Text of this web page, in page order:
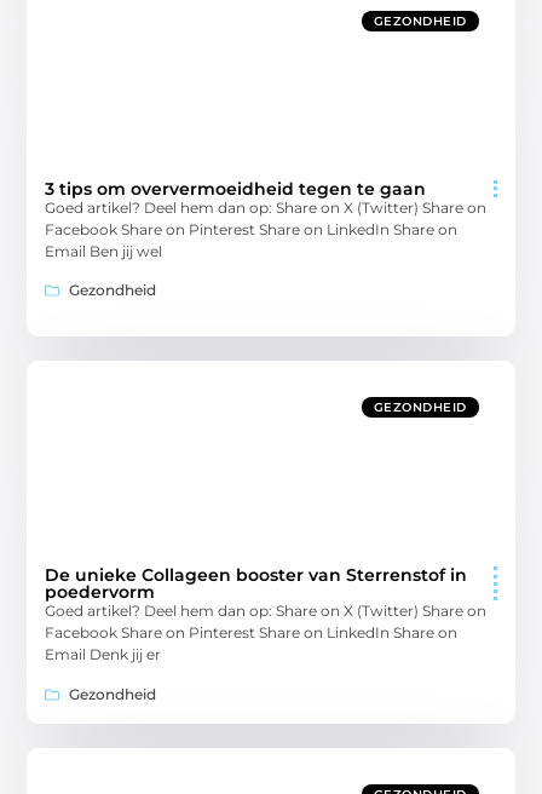
GEZONDHEID
3 tips om oververmoeidheid tegen te gaan
Goed artikel? Deel hem dan op: Share on X (Twitter) Share on
Facebook Share on Pinterest Share on LinkedIn Share on
Email Ben jij wel
Gezondheid
GEZONDHEID
De unieke Collageen booster van Sterrenstof in
poedervorm
Goed artikel? Deel hem dan op: Share on X (Twitter) Share on
Facebook Share on Pinterest Share on LinkedIn Share on
Email Denk jij er
Gezondheid